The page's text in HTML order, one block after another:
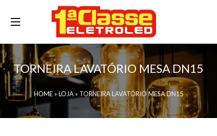
TORNEIRA LAVATÓRIO MESA DN15
HOME» LOJA» TORNEIRA LAVATÓRIO MESA DN15